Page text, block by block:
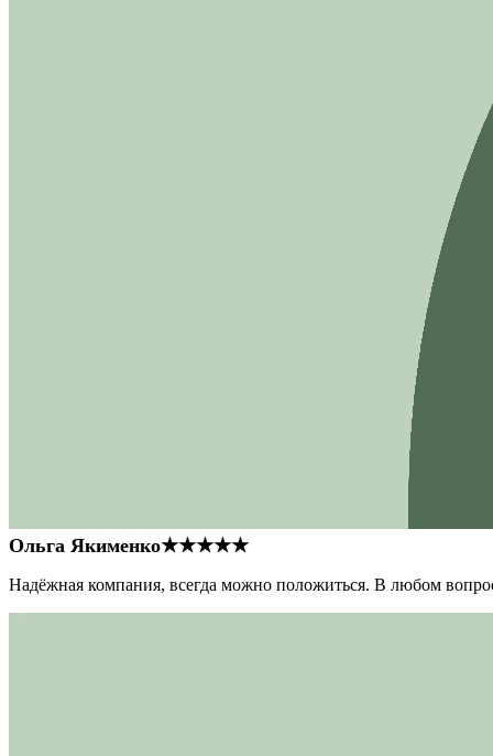
Ольга Якименко★★★★★
Надёжная компания, всегда можно положиться. В любом